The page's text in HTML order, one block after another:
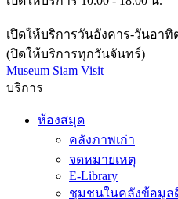
(ปิดให้บริการทุกวันจันทร์)
Museum Siam Visit
บริการ
คลังภาพเก่า
จดหมายเหตุ
E-Library
ชุมชนในคลังข้อมูล
ห้องคลังความรู้